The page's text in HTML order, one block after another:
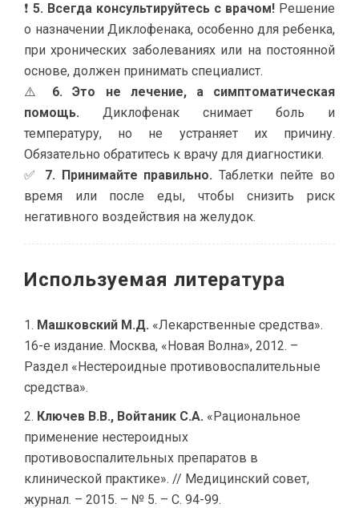
❗ 5. Всегда консультируйтесь с врачом! Решение
о назначении Диклофенака, особенно для ребенка,
при хронических заболеваниях или на постоянной
основе, должен принимать специалист.
⚠️ 6. Это не лечение, а симптоматическая
помощь. Диклофенак снимает боль и
температуру, но не устраняет их причину.
Обязательно обратитесь к врачу для диагностики.
✅ 7. Принимайте правильно. Таблетки пейте во
время или после еды, чтобы снизить риск
негативного воздействия на желудок.
Используемая литература
Машковский М.Д. «Лекарственные средства».
16-е издание. Москва, «Новая Волна», 2012. –
Раздел «Нестероидные противовоспалительные
средства».
Ключев В.В., Войтаник С.А. «Рациональное
применение нестероидных
противовоспалительных препаратов в
клинической практике». // Медицинский совет,
журнал. – 2015. – № 5. – С. 94-99.